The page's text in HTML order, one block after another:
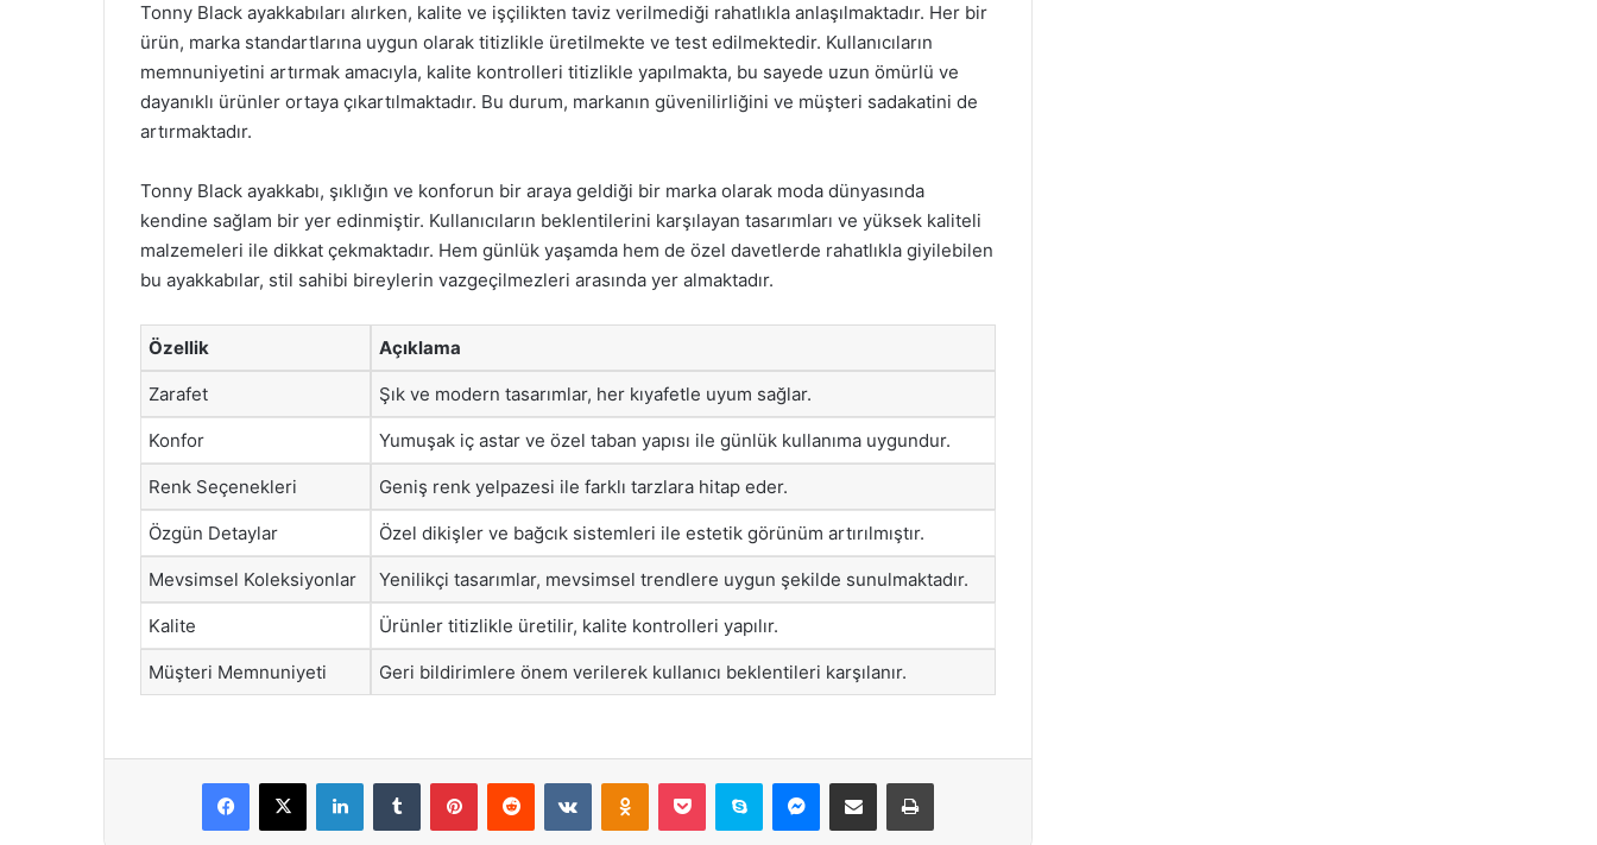
Tonny Black ayakkabıları alırken, kalite ve işçilikten taviz verilmediği rahatlıkla anlaşılmaktadır. Her bir
ürün, marka standartlarına uygun olarak titizlikle üretilmekte ve test edilmektedir. Kullanıcıların
memnuniyetini artırmak amacıyla, kalite kontrolleri titizlikle yapılmakta, bu sayede uzun ömürlü ve
dayanıklı ürünler ortaya çıkartılmaktadır. Bu durum, markanın güvenilirliğini ve müşteri sadakatini de
artırmaktadır.
Tonny Black ayakkabı, şıklığın ve konforun bir araya geldiği bir marka olarak moda dünyasında
kendine sağlam bir yer edinmiştir. Kullanıcıların beklentilerini karşılayan tasarımları ve yüksek kaliteli
malzemeleri ile dikkat çekmaktadır. Hem günlük yaşamda hem de özel davetlerde rahatlıkla giyilebilen
bu ayakkabılar, stil sahibi bireylerin vazgeçilmezleri arasında yer almaktadır.
Özellik Açıklama
Zarafet Şık ve modern tasarımlar, her kıyafetle uyum sağlar.
Konfor Yumuşak iç astar ve özel taban yapısı ile günlük kullanıma uygundur.
Renk Seçenekleri Geniş renk yelpazesi ile farklı tarzlara hitap eder.
Özgün Detaylar Özel dikişler ve bağcık sistemleri ile estetik görünüm artırılmıştır.
Mevsimsel Koleksiyonlar Yenilikçi tasarımlar, mevsimsel trendlere uygun şekilde sunulmaktadır.
Kalite Ürünler titizlikle üretilir, kalite kontrolleri yapılır.
Müşteri Memnuniyeti Geri bildirimlere önem verilerek kullanıcı beklentileri karşılanır.
Facebook
X LinkedInTumblr PinterestReddit VKontakteOdnoklassniki
Pocket Skype Messenger
E-Posta ile paylaş Yazdır